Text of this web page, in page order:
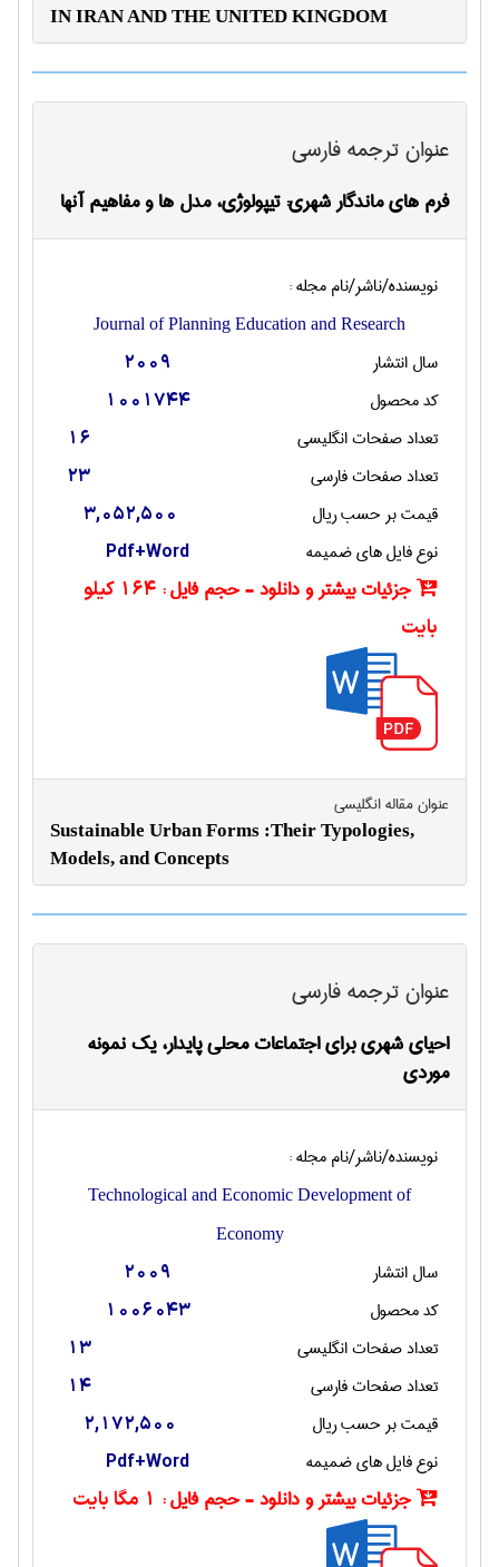
IN IRAN AND THE UNITED KINGDOM
عنوان ترجمه فارسی
فرم های ماندگار شهری: تیپولوژی، مدل ها و مفاهیم آنها
نویسنده/ناشر/نام مجله :
Journal of Planning Education and Research
سال انتشار 2009
کد محصول 1001744
تعداد صفحات انگليسی 16
تعداد صفحات فارسی 23
قیمت بر حسب ریال 3,052,500
نوع فایل های ضمیمه Pdf+Word
جزئیات بیشتر و دانلود - حجم فایل :
164 کیلو
بایت
عنوان مقاله انگليسی
Sustainable Urban Forms :Their Typologies,
Models, and Concepts
عنوان ترجمه فارسی
احیای شهری برای اجتماعات محلی پایدار، یک نمونه
موردی
نویسنده/ناشر/نام مجله :
Technological and Economic Development of
Economy
سال انتشار 2009
کد محصول 1006043
تعداد صفحات انگليسی 13
تعداد صفحات فارسی 14
قیمت بر حسب ریال 2,172,500
نوع فایل های ضمیمه Pdf+Word
جزئیات بیشتر و دانلود - حجم فایل : 1 مگا بایت